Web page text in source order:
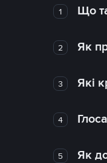
1 Що
2 Як
3 Які
4
5 Як